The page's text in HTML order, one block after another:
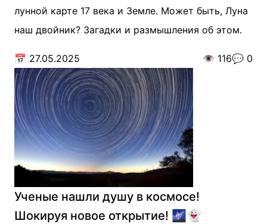
лунной карте 17 века и Земле. Может быть, Луна
наш двойник? Загадки и размышления об этом.
📅 27.05.2025 👁️ 116💬 0
Ученые нашли душу в космосе!
Шокируя новое открытие! 🌌👻